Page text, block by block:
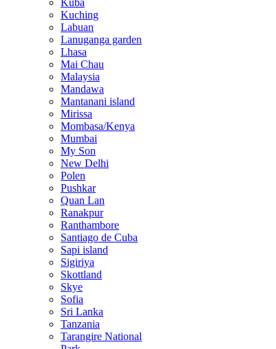
Kuching
Labuan
Lanuganga garden
Lhasa
Mai Chau
Malaysia
Mandawa
Mantanani island
Mirissa
Mombasa/Kenya
Mumbai
My Son
New Delhi
Polen
Pushkar
Quan Lan
Ranakpur
Ranthambore
Santiago de Cuba
Sapi island
Sigiriya
Skottland
Skye
Sofia
Sri Lanka
Tanzania
Tarangire National